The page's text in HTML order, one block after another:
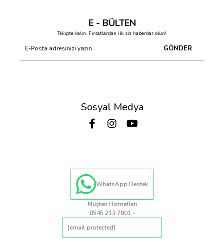
E - BÜLTEN
Takipte kalın. Fırsatlardan ilk siz haberdar olun!
GÖNDER
Sosyal Medya
WhatsApp Destek
Müşteri Hizmetleri
0545 213 7801 -
[email protected]